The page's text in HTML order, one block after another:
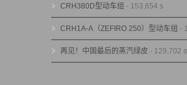
CRH380D型动车组 - 153,654 s
CRH1A-A（ZEFIRO 250）型动车组 -
再见！中国最后的蒸汽绿皮 - 129,702 s